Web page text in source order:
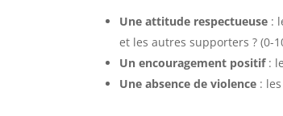
Une attitude respectueuse :
et les autres supporters ? (0-
Un encouragement positif:
Une absence de violence :